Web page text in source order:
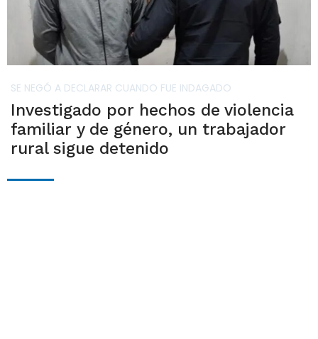
SE NEGÓ A DECLARAR CUANDO FUE INDAGADO
Investigado por hechos de violencia
familiar y de género, un trabajador
rural sigue detenido